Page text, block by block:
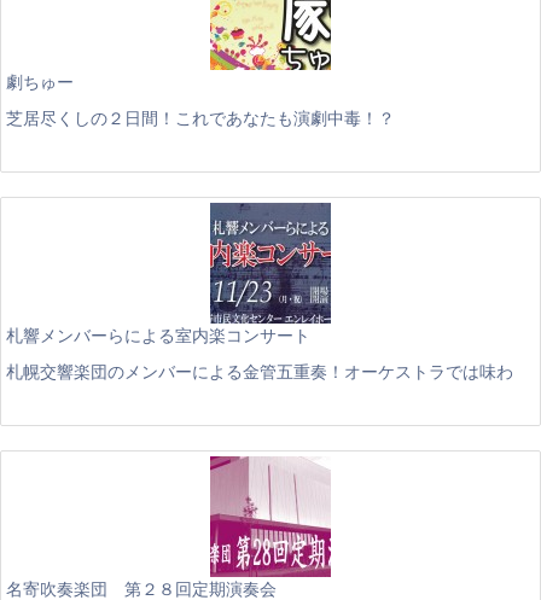
劇ちゅー
芝居尽くしの２日間！これであなたも演劇中毒！？
札響メンバーらによる室内楽コンサート
札幌交響楽団のメンバーによる金管五重奏！オーケストラでは味わ
名寄吹奏楽団 第２８回定期演奏会